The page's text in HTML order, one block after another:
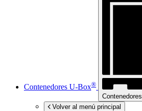
Contenedores U-Box®
Contenedores
Volver al menú principal